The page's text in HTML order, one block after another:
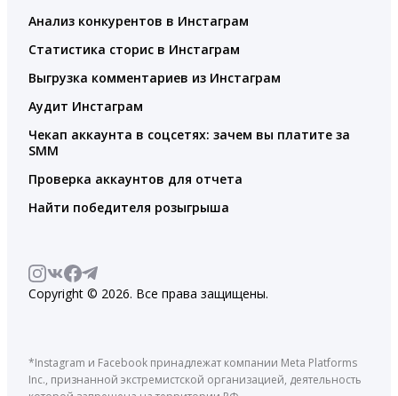
Анализ конкурентов в Инстаграм
Статистика сторис в Инстаграм
Выгрузка комментариев из Инстаграм
Аудит Инстаграм
Чекап аккаунта в соцсетях: зачем вы платите за
SMM
Проверка аккаунтов для отчета
Найти победителя розыгрыша
Copyright © 2026. Все права защищены.
*Instagram и Facebook принадлежат компании Meta Platforms
Inc., признанной экстремистской организацией, деятельность